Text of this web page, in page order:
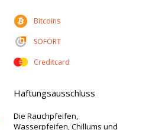
Bitcoins
SOFORT
Creditcard
Haftungsausschluss
Die Rauchpfeifen,
Wasserpfeifen, Chillums und